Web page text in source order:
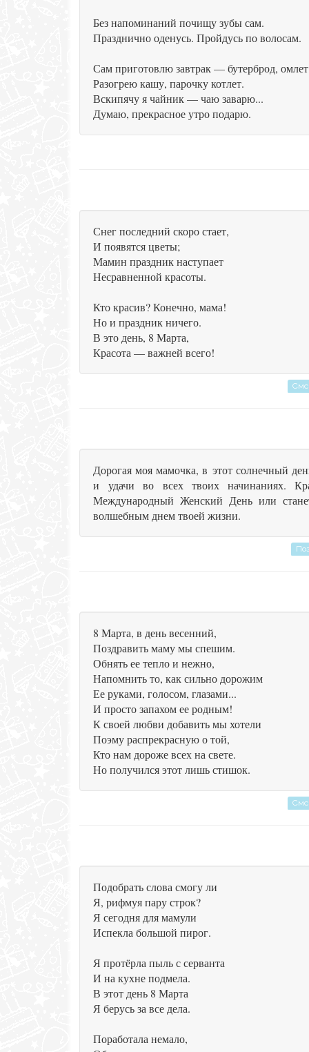
Без напоминаний почищу зубы сам.
Празднично оденусь. Пройдусь по волосам.
Сам приготовлю завтрак — бутерброд,
Разогрею кашу, парочку котлет.
Вскипячу я чайник — чаю заварю...
Думаю, прекрасное утро подарю.
Снег последний скоро стает,
И появятся цветы;
Мамин праздник наступает
Несравненной красоты.
Кто красив? Конечно, мама!
Но и праздник ничего.
В это день, 8 Марта,
Красота — важней всего!
Смс
Дорогая моя мамочка, в этот солнечный
и удачи во всех твоих начинаниях.
Международный Женский День или
волшебным днем твоей жизни.
8 Марта, в день весенний,
Поздравить маму мы спешим.
Обнять ее тепло и нежно,
Напомнить то, как сильно дорожим
Ее руками, голосом, глазами...
И просто запахом ее родным!
К своей любви добавить мы хотели
Поэму распрекрасную о той,
Кто нам дороже всех на свете.
Но получился этот лишь стишок.
Смс
Подобрать слова смогу ли
Я, рифмуя пару строк?
Я сегодня для мамули
Испекла большой пирог.
Я протёрла пыль с серванта
И на кухне подмела.
В этот день 8 Марта
Я берусь за все дела.
Поработала немало,